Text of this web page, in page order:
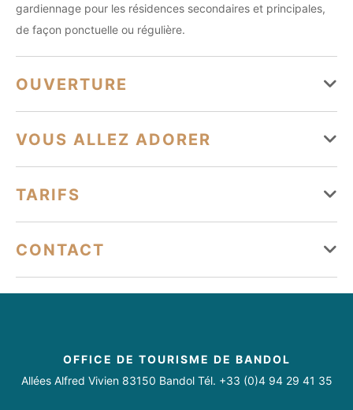
gardiennage pour les résidences secondaires et principales,
de façon ponctuelle ou régulière.
OUVERTURE
Du 01 janvier au 31 décembre
Lundi Ouvert
Mardi
Dimanche Ouvert
VOUS ALLEZ ADORER
Conciergerie
TARIFS
Chèque Espèces Virement
CONTACT
https://www.facebook.com/profile.php?
id=100070586663213
OFFICE DE TOURISME DE BANDOL
Allées Alfred Vivien 83150 Bandol Tél. +33 (0)4 94 29 41 35